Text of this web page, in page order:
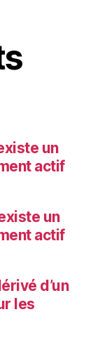
un
actif
un
actif
d’un
les